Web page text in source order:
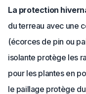
La protection
du terreau avec une
(écorces de pin ou
isolante protège les
pour les plantes en
le paillage protège